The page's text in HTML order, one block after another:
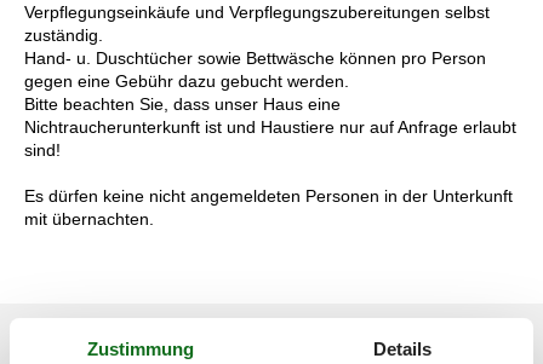
Verpflegungseinkäufe und Verpflegungszubereitungen selbst
zuständig.
Hand- u. Duschtücher sowie Bettwäsche können pro Person
gegen eine Gebühr dazu gebucht werden.
Bitte beachten Sie, dass unser Haus eine
Nichtraucherunterkunft ist und Haustiere nur auf Anfrage erlaubt
sind!
Es dürfen keine nicht angemeldeten Personen in der Unterkunft
mit übernachten.
Externe Bewertungen
Zustimmung Details